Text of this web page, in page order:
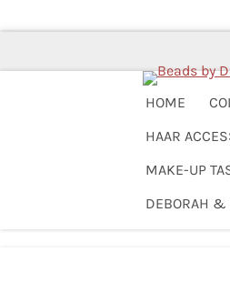
naar
HOME
HAAR
MAKE-UP
DEBORAH &